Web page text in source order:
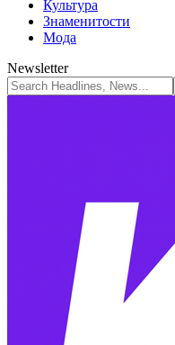
Культура
Знаменитости
Мода
Newsletter